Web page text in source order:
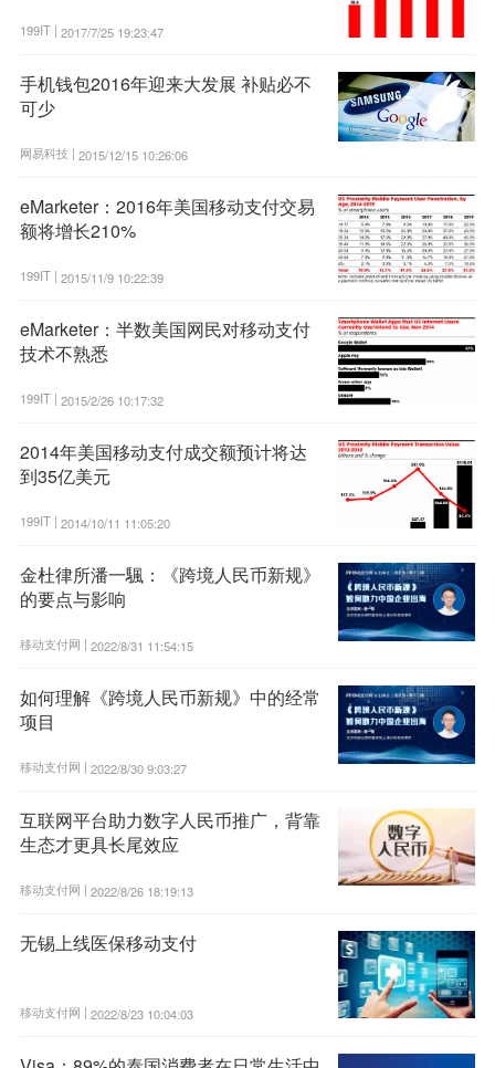
199IT | 2017/7/25 19:23:47
手机钱包2016年迎来大发展 补贴必不
可少
网易科技 | 2015/12/15 10:26:06
eMarketer：2016年美国移动支付交易
额将增长210%
199IT | 2015/11/9 10:22:39
eMarketer：半数美国网民对移动支付
技术不熟悉
199IT | 2015/2/26 10:17:32
2014年美国移动支付成交额预计将达
到35亿美元
199IT | 2014/10/11 11:05:20
金杜律所潘一颿：《跨境人民币新规》
的要点与影响
移动支付网 | 2022/8/31 11:54:15
如何理解《跨境人民币新规》中的经常
项目
移动支付网 | 2022/8/30 9:03:27
互联网平台助力数字人民币推广，背靠
生态才更具长尾效应
移动支付网 | 2022/8/26 18:19:13
无锡上线医保移动支付
移动支付网 | 2022/8/23 10:04:03